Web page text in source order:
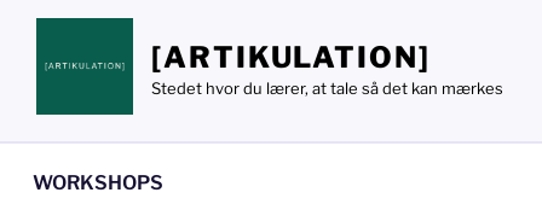
Videre
indhold
[ARTIKULATION]
Stedet hvor du lærer, at tale så det kan mærkes
WORKSHOPS